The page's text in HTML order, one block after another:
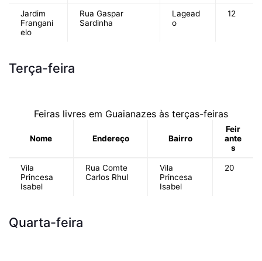
Jardim
Frangani
elo
Rua Gaspar
Sardinha
Lagead
o
12
Terça-feira
Feiras livres em Guaianazes às terças-feiras
Nome Endereço Bairro
Feir
ante
s
Vila
Princesa
Isabel
Rua Comte
Carlos Rhul
Vila
Princesa
Isabel
20
Quarta-feira